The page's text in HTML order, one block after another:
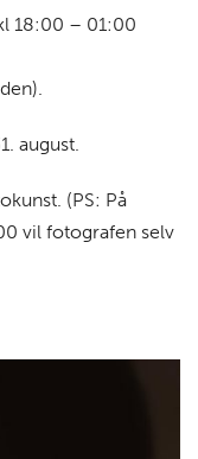
18:00 – 01:00
august.
(PS: På
vil fotografen selv